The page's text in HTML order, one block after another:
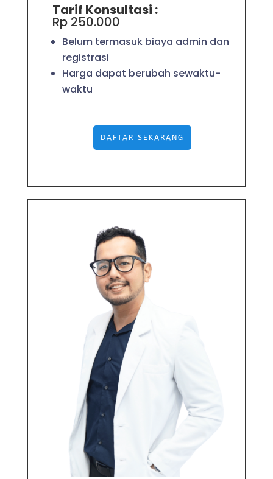
Tarif Konsultasi :
Rp 250.000
Belum termasuk biaya admin dan
registrasi
Harga dapat berubah sewaktu-
waktu
DAFTAR SEKARANG